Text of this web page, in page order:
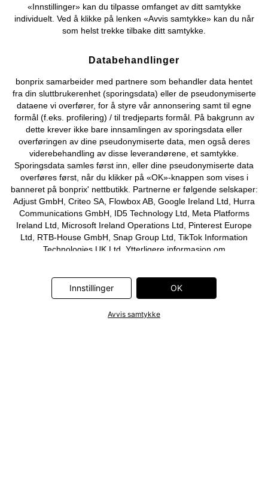
Kjøpsvilkår Personopplysninger Cookie-innstillinger
«Innstillinger» kan du tilpasse omfanget av ditt samtykke
individuelt. Ved å klikke på lenken «Avvis samtykke» kan du når
som helst trekke tilbake ditt samtykke.
Databehandlinger
bonprix samarbeider med partnere som behandler data hentet
fra din sluttbrukerenhet (sporingsdata) eller de pseudonymiserte
dataene vi overfører, for å styre vår annonsering samt til egne
formål (f.eks. profilering) / til tredjeparts formål. På bakgrunn av
dette krever ikke bare innsamlingen av sporingsdata eller
overføringen av dine pseudonymiserte data, men også deres
viderebehandling av disse leverandørene, et samtykke.
Sporingsdata samles først inn, eller dine pseudonymiserte data
overføres først, når du klikker på «OK»-knappen som vises i
banneret på bonprix' nettbutikk. Partnerne er følgende selskaper:
Adjust GmbH, Criteo SA, Flowbox AB, Google Ireland Ltd, Hurra
Communications GmbH, ID5 Technology Ltd, Meta Platforms
Ireland Ltd, Microsoft Ireland Operations Ltd, Pinterest Europe
Ltd, RTB-House GmbH, Snap Group Ltd, TikTok Information
Technologies UK Ltd. Ytterligere informasjon om
lenke i banneret.
Innstillinger OK
Avvis samtykke